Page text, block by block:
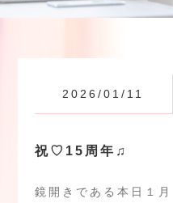
2026/01/11
祝♡15周年♫
鏡開きである本日１月